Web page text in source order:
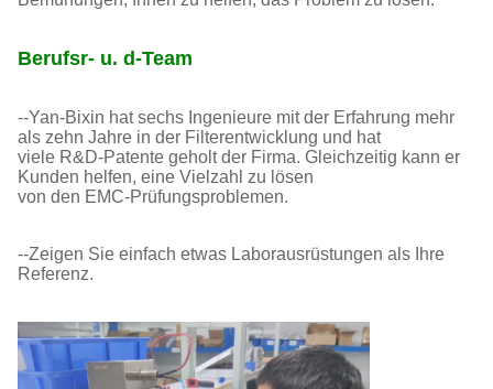
Berufsr- u. d-Team
--Yan-Bixin hat sechs Ingenieure mit der Erfahrung mehr
als zehn Jahre in der Filterentwicklung und hat
viele R&D-Patente geholt der Firma. Gleichzeitig kann er
Kunden helfen, eine Vielzahl zu lösen
von den EMC-Prüfungsproblemen.
--Zeigen Sie einfach etwas Laborausrüstungen als Ihre
Referenz.